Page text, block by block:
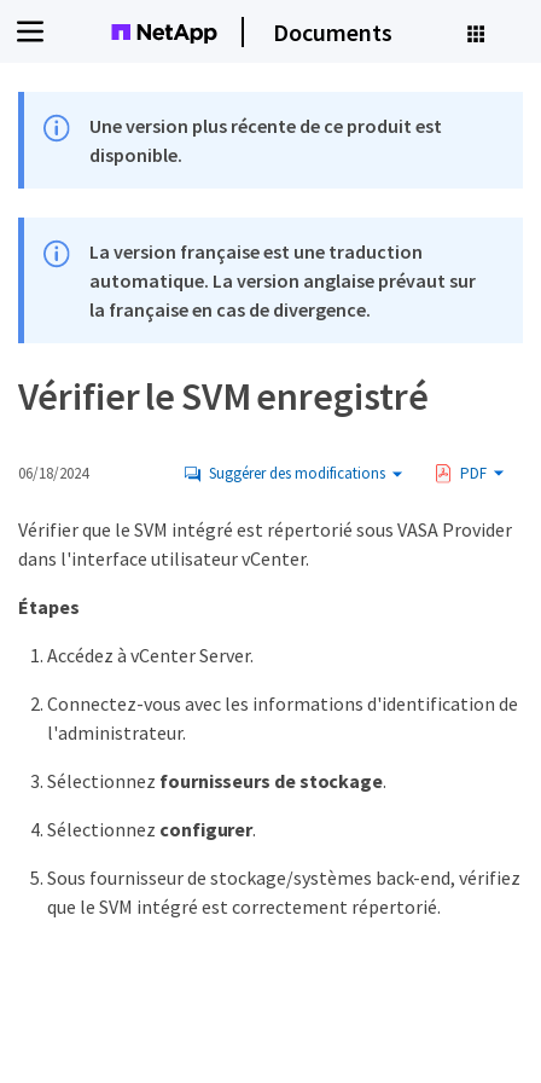
Documents
Une version plus récente de ce produit est
disponible.
La version française est une traduction
automatique. La version anglaise prévaut sur
la française en cas de divergence.
Vérifier le SVM enregistré
06/18/2024 Suggérer des modifications PDF
Vérifier que le SVM intégré est répertorié sous VASA Provider
dans l'interface utilisateur vCenter.
Étapes
Accédez à vCenter Server.
Connectez-vous avec les informations d'identification de
l'administrateur.
Sélectionnez fournisseurs de stockage.
Sélectionnez configurer.
Sous fournisseur de stockage/systèmes back-end, vérifiez
que le SVM intégré est correctement répertorié.